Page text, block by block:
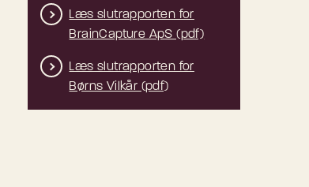
Læs slutrapporten for
BrainCapture ApS (pdf)
Læs slutrapporten for
Børns Vilkår (pdf)